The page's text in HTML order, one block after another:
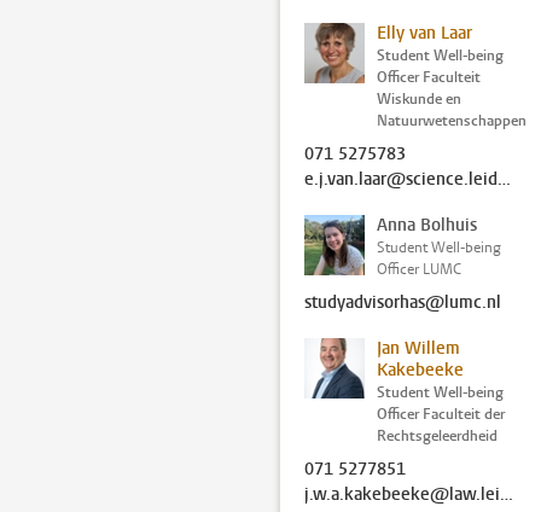
Elly van Laar
Student Well-being
Officer Faculteit
Wiskunde en
Natuurwetenschappen
071 5275783
e.j.van.laar@science.leidenuniv.nl
Anna Bolhuis
Student Well-being
Officer LUMC
studyadvisorhas@lumc.nl
Jan Willem
Kakebeeke
Student Well-being
Officer Faculteit der
Rechtsgeleerdheid
071 5277851
j.w.a.kakebeeke@law.leidenuniv.nl